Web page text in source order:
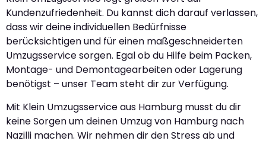
Kundenzufriedenheit. Du kannst dich darauf verlassen,
dass wir deine individuellen Bedürfnisse
berücksichtigen und für einen maßgeschneiderten
Umzugsservice sorgen. Egal ob du Hilfe beim Packen,
Montage- und Demontagearbeiten oder Lagerung
benötigst – unser Team steht dir zur Verfügung.
Mit Klein Umzugsservice aus Hamburg musst du dir
keine Sorgen um deinen Umzug von Hamburg nach
Nazilli machen. Wir nehmen dir den Stress ab und